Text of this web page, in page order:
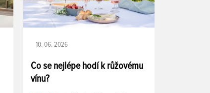
10. 06. 2026
Co se nejlépe hodí k růžovému
vínu?